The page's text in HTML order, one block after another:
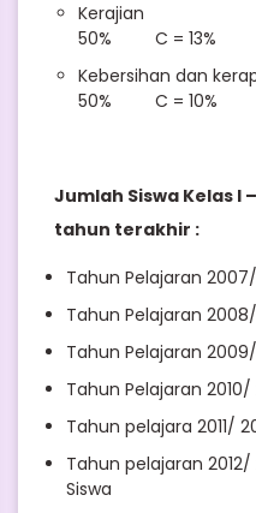
Kerajian
50% C = 13%
Kebersihan dan
50% C = 10%
Jumlah Siswa Kelas
tahun terakhir :
Tahun Pelajaran
Tahun Pelajaran
Tahun Pelajaran
Tahun Pelajaran
Tahun pelajara
Tahun
Siswa